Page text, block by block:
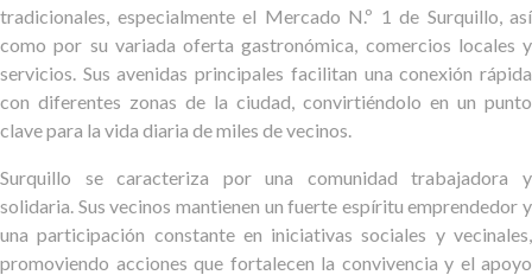
tradicionales, especialmente el Mercado N.º 1 de Surquillo, así
como por su variada oferta gastronómica, comercios locales y
servicios. Sus avenidas principales facilitan una conexión rápida
con diferentes zonas de la ciudad, convirtiéndolo en un punto
clave para la vida diaria de miles de vecinos.
Surquillo se caracteriza por una comunidad trabajadora y
solidaria. Sus vecinos mantienen un fuerte espíritu emprendedor y
una participación constante en iniciativas sociales y vecinales,
promoviendo acciones que fortalecen la convivencia y el apoyo